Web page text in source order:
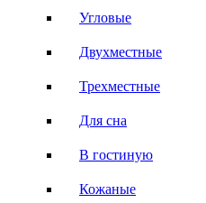
Угловые
Двухместные
Трехместные
Для сна
В гостиную
Кожаные